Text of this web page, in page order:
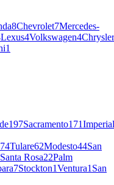
8Chevrolet7Mercedes-
Lexus4Volkswagen4Chrysler
1
197Sacramento171Imperial
74Tulare62Modesto44San
Santa Rosa22Palm
7Stockton1Ventura1 San